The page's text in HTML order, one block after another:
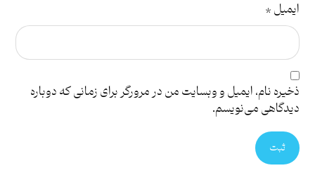
ایمیل*
ذخیره نام، ایمیل و وبسایت من در مرورگر برای زمانی که دوباره
دیدگاهی می‌نویسم.
ثبت